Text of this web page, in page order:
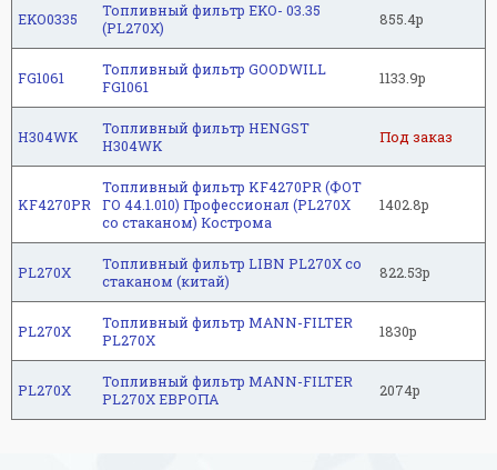
EKO0335
Топливный фильтр EKO- 03.35
(PL270X)
855.4р
FG1061
Топливный фильтр GOODWILL
FG1061
1133.9р
H304WK
Топливный фильтр HENGST
H304WK
Под заказ
KF4270PR
Топливный фильтр KF4270PR (ФОТ
ГО 44.1.010) Профессионал (PL270X
со стаканом) Кострома
1402.8р
PL270X
Топливный фильтр LIBN PL270X со
стаканом (китай)
822.53р
PL270X
Топливный фильтр MANN-FILTER
PL270X
1830р
PL270X
Топливный фильтр MANN-FILTER
PL270X ЕВРОПА
2074р